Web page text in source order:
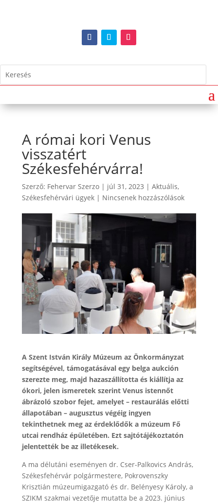
A római kori Venus
visszatért
Székesfehérvárra!
Szerző: Fehervar Szerzo| júl 31, 2023 | Aktuális,
Székesfehérvári ügyek| Nincsenek hozzászólások
A Szent István Király Múzeum az Önkormányzat
segítségével, támogatásával egy belga aukción
szerezte meg, majd hazaszállította és kiállítja az
ókori, jelen ismeretek szerint Venus istennőt
ábrázoló szobor fejet, amelyet – restaurálás előtti
állapotában – augusztus végéig ingyen
tekinthetnek meg az érdeklődők a múzeum Fő
utcai rendház épületében. Ezt sajtótájékoztatón
jelentették be az illetékesek.
A ma délutáni eseményen dr. Cser-Palkovics András,
Székesfehérvár polgármestere, Pokrovenszky
Krisztián múzeumigazgató és dr. Belényesy Károly, a
SZIKM szakmai vezetője mutatta be a 2023. június